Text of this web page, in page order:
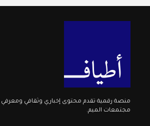
منصة رقمية تقدم محتوى إخباري وثقافي ومعرفي
مجتمعات الميم.